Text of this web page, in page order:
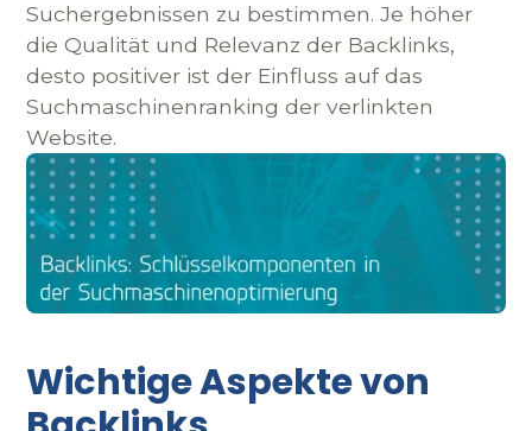
Suchergebnissen zu bestimmen. Je höher
die Qualität und Relevanz der Backlinks,
desto positiver ist der Einfluss auf das
Suchmaschinenranking der verlinkten
Website.
Wichtige Aspekte von